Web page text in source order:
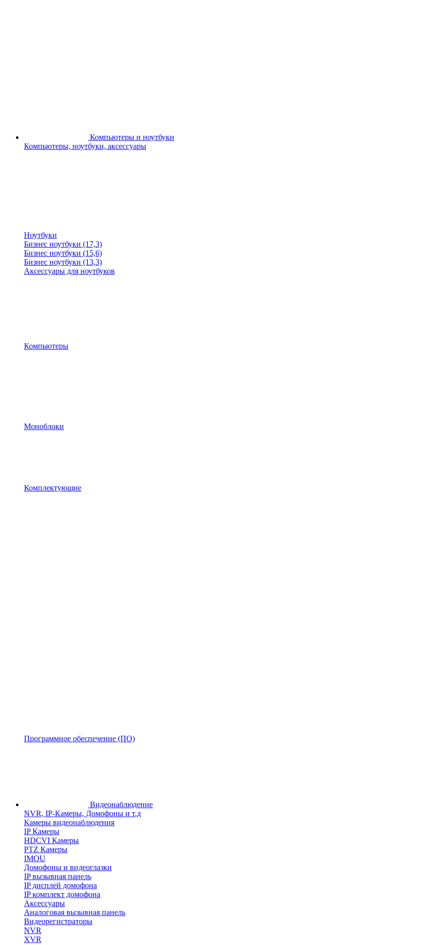
Компьютеры и ноутбуки
Компьютеры, ноутбуки, аксессуары
Ноутбуки
Бизнес ноутбуки (17,3)
Бизнес ноутбуки (15,6)
Бизнес ноутбуки (13,3)
Аксессуары для ноутбуков
Компьютеры
Моноблоки
Комплектующие
Программное обеспечение (ПО)
Видеонаблюдение
NVR, IP-Камеры, Домофоны и т.д
Камеры видеонаблюдения
IP Камеры
HDCVI Камеры
PTZ Камеры
IMOU
Домофоны и видеоглазки
IP вызывная панель
IP дисплей домофона
IP комплект домофона
Аксессуары
Аналоговая вызывная панель
Видеорегистраторы
NVR
XVR